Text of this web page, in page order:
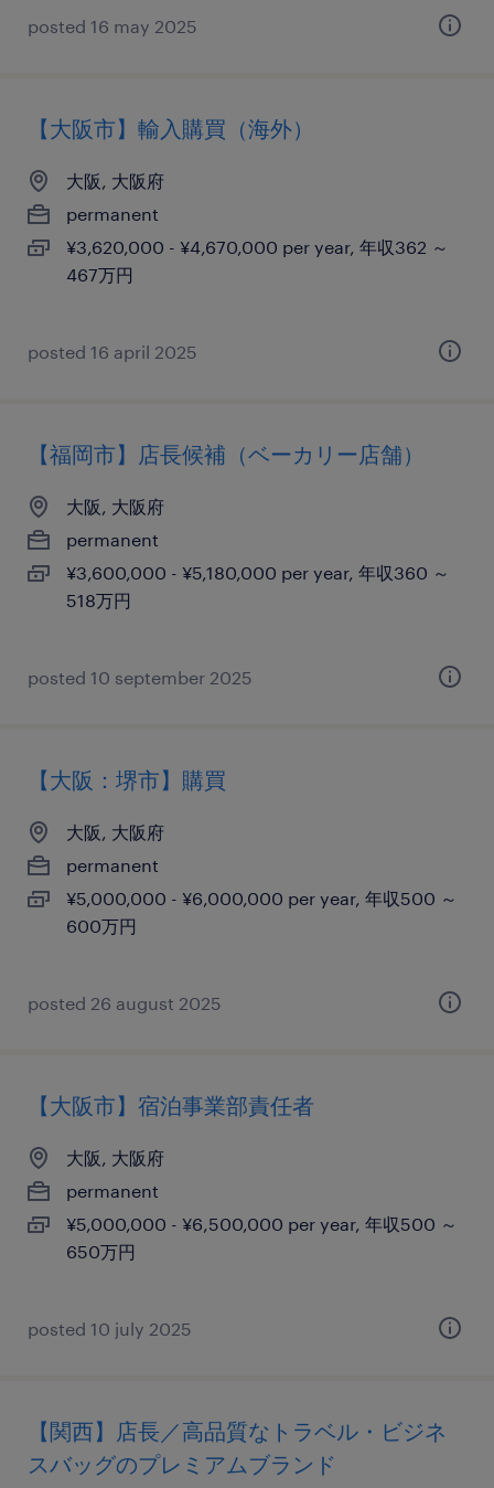
posted 16 may 2025
【大阪市】輸入購買（海外）
大阪, 大阪府
permanent
¥3,620,000 - ¥4,670,000 per year, 年収362 ～
467万円
posted 16 april 2025
【福岡市】店長候補（ベーカリー店舗）
大阪, 大阪府
permanent
¥3,600,000 - ¥5,180,000 per year, 年収360 ～
518万円
posted 10 september 2025
【大阪：堺市】購買
大阪, 大阪府
permanent
¥5,000,000 - ¥6,000,000 per year, 年収500 ～
600万円
posted 26 august 2025
【大阪市】宿泊事業部責任者
大阪, 大阪府
permanent
¥5,000,000 - ¥6,500,000 per year, 年収500 ～
650万円
posted 10 july 2025
【関西】店長／高品質なトラベル・ビジネ
スバッグのプレミアムブランド